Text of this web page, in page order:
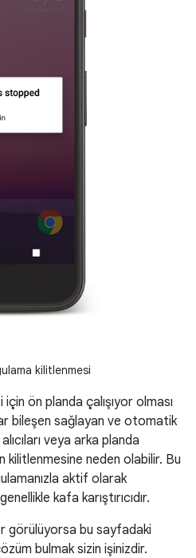
kilitlenmesi
ön planda çalışıyor olması
bileşen sağlayan ve otomatik
veya arka planda
kilitlenmesine neden olabilir. Bu
aktif olarak
kafa karıştırıcıdır.
görülüyorsa bu sayfadaki
bulmak sizin işinizdir.